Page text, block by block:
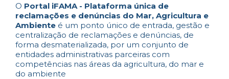
O Portal iFAMA - Plataforma única de
reclamações e denúncias do Mar, Agricultura e
Ambiente é um ponto único de entrada, gestão e
centralização de reclamações e denúncias, de
forma desmaterializada, por um conjunto de
entidades administrativas parceiras com
competências nas áreas da agricultura, do mar e
do ambiente